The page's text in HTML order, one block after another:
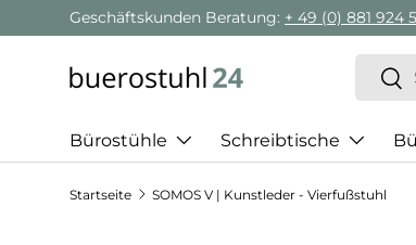
Direkt zum Inhalt
Geschäftskunden Beratung: + 49 (0) 881 924
Suchen
Bürostühle Schreibtische
Startseite SOMOS V | Kunstleder - Vierfußstuhl